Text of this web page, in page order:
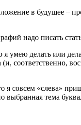
в будущее –
надо писать
я умею делать или
соответственно,
я совсем «слева»
тема